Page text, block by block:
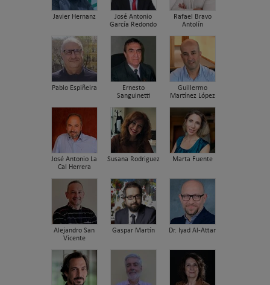
Javier Hernanz
José Antonio
García Redondo
Rafael Bravo
Antolín
Pablo Espiñeira
Ernesto
Sanguinetti
Guillermo
Martínez López
José Antonio La
Cal Herrera
Susana Rodriguez Marta Fuente
Alejandro San
Vicente
Gaspar Martín Dr. Iyad Al-Attar